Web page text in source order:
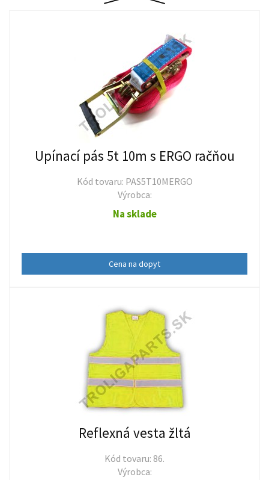
Upínací pás 5t 10m s ERGO račňou
Kód tovaru: PAS5T10MERGO
Výrobca:
Na sklade
Cena na dopyt
Reflexná vesta žltá
Kód tovaru: 86.
Výrobca: